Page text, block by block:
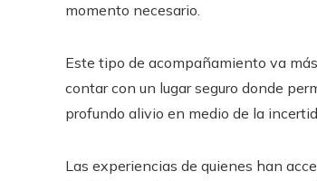
momento necesario.
Este tipo de acompañamiento va
contar con un lugar seguro donde
profundo alivio en medio de la
Las experiencias de quienes han